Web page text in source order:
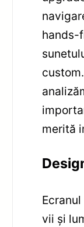
hands-
merită
vii și